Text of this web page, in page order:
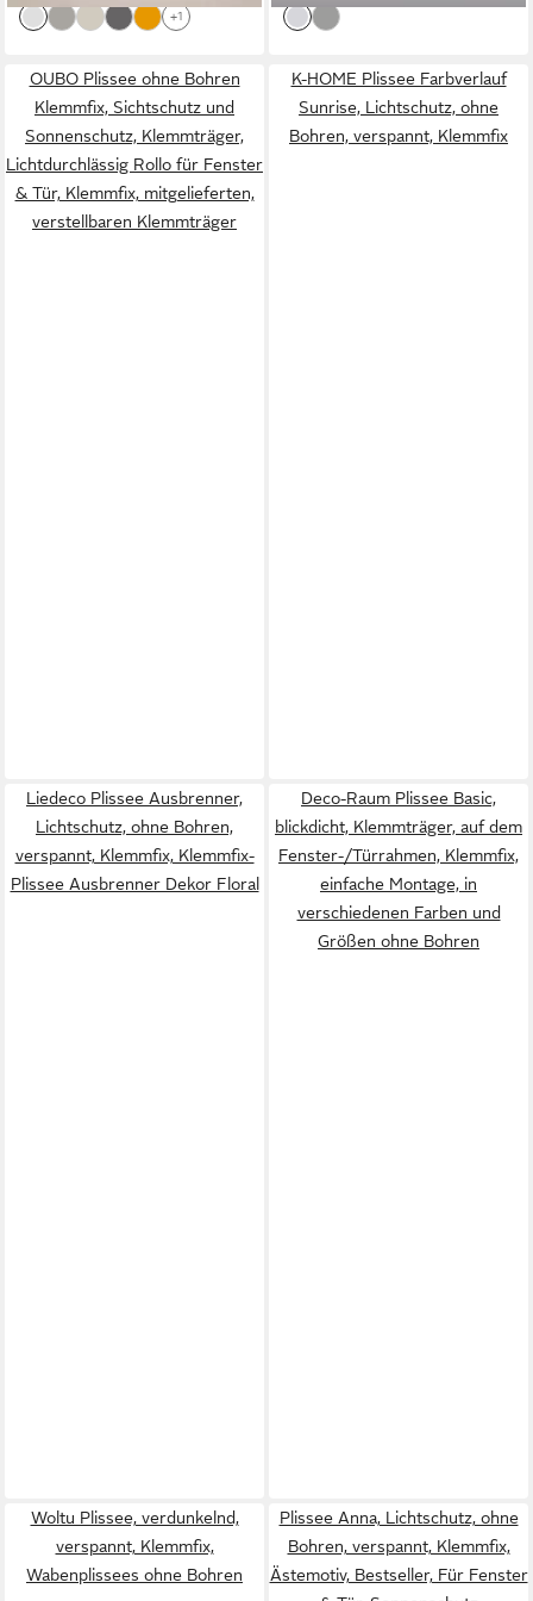
+1
OUBO Plissee ohne Bohren
Klemmfix, Sichtschutz und
Sonnenschutz, Klemmträger,
Lichtdurchlässig Rollo für Fenster
& Tür, Klemmfix, mitgelieferten,
verstellbaren Klemmträger
K-HOME Plissee Farbverlauf
Sunrise, Lichtschutz, ohne
Bohren, verspannt, Klemmfix
Liedeco Plissee Ausbrenner,
Lichtschutz, ohne Bohren,
verspannt, Klemmfix, Klemmfix-
Plissee Ausbrenner Dekor Floral
Deco-Raum Plissee Basic,
blickdicht, Klemmträger, auf dem
Fenster-/Türrahmen, Klemmfix,
einfache Montage, in
verschiedenen Farben und
Größen ohne Bohren
Woltu Plissee, verdunkelnd,
verspannt, Klemmfix,
Wabenplissees ohne Bohren
Plissee Anna, Lichtschutz, ohne
Bohren, verspannt, Klemmfix,
Ästemotiv, Bestseller, Für Fenster